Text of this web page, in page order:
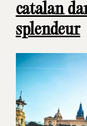
catalan
splendeur